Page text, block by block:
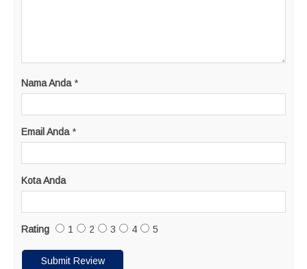
Nama Anda *
Email Anda *
Kota Anda
Rating 1 2 3 4 5